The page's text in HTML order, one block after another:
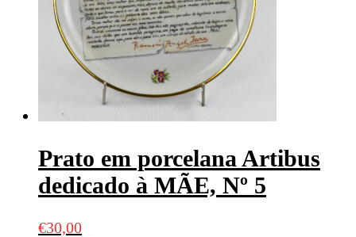
Prato em porcelana Artibus
dedicado à MÃE, Nº 5
€30,00